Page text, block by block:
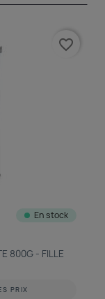
En stock
800G - FILLE
PRIX
favorite_border